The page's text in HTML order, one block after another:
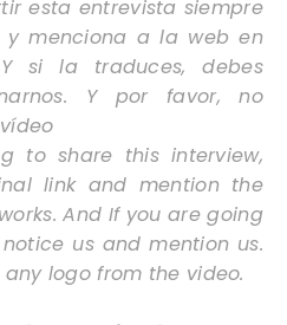
esta entrevista siempre
menciona a la web en
si la traduces, debes
Y por favor, no
to share this interview,
link and mention the
And If you are going
us and mention us.
logo from the video.